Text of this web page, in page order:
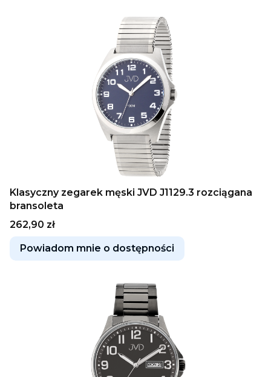
Klasyczny zegarek męski JVD J1129.3 rozciągana
bransoleta
Cena
262,90 zł
Powiadom mnie o dostępności